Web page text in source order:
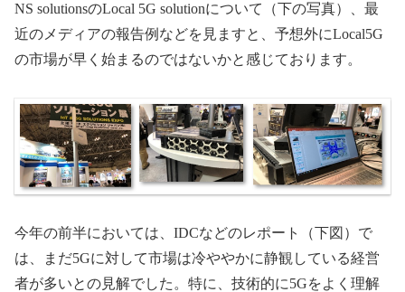
NS solutionsのLocal 5G solutionについて（下の写真）、最
近のメディアの報告例などを見ますと、予想外にLocal5G
の市場が早く始まるのではないかと感じております。
今年の前半においては、IDCなどのレポート（下図）で
は、まだ5Gに対して市場は冷ややかに静観している経営
者が多いとの見解でした。特に、技術的に5Gをよく理解